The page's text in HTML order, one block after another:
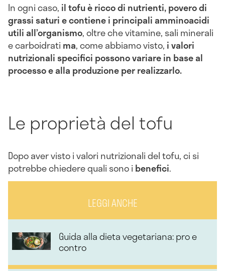
In ogni caso, il tofu è ricco di nutrienti, povero di
grassi saturi e contiene i principali amminoacidi
utili all’organismo, oltre che vitamine, sali minerali
e carboidrati ma, come abbiamo visto, i valori
nutrizionali specifici possono variare in base al
processo e alla produzione per realizzarlo.
Le proprietà del tofu
Dopo aver visto i valori nutrizionali del tofu, ci si
potrebbe chiedere quali sono i benefici.
LEGGI ANCHE
Guida alla dieta vegetariana: pro e
contro